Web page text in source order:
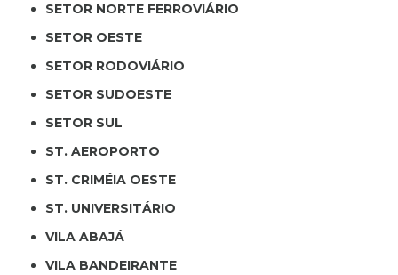
SETOR NORTE FERROVIÁRIO
SETOR OESTE
SETOR RODOVIÁRIO
SETOR SUDOESTE
SETOR SUL
ST. AEROPORTO
ST. CRIMÉIA OESTE
ST. UNIVERSITÁRIO
VILA ABAJÁ
VILA BANDEIRANTE